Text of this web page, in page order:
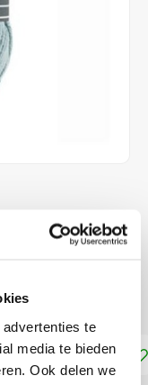
te
media te bieden
Ook delen we